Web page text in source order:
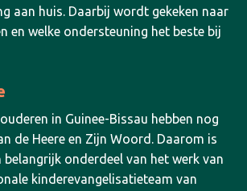
aan huis. Daarbij wordt gekeken naar
en welke ondersteuning het beste bij
in Guinee-Bissau hebben nog
de Heere en Zijn Woord. Daarom is
belangrijk onderdeel van het werk van
kinderevangelisatieteam van